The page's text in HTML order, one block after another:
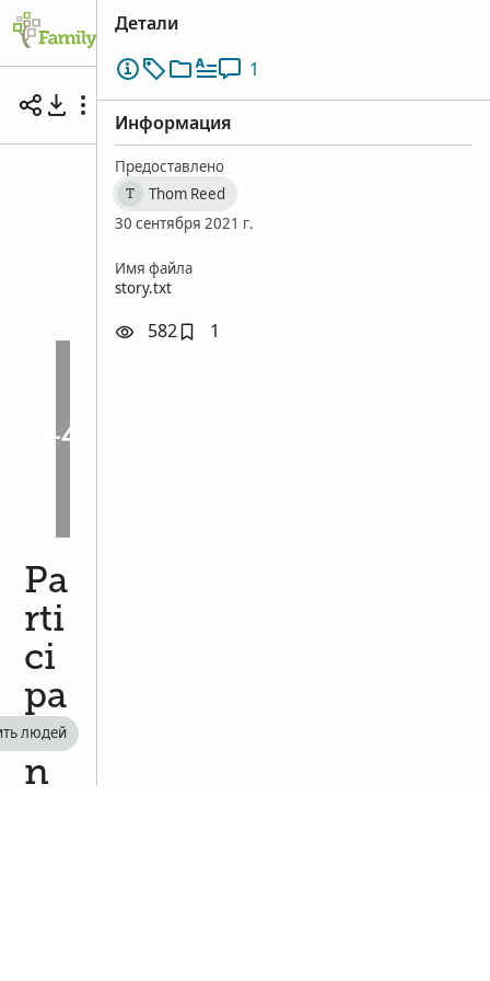
Participating in a Multicultural Choir for
Salt Lake City, Salt Lake, Юта, Соединенные штаты • 29
+4
Pa
rti
ci
pa
ti
n
людей
Детали
1
Информация
Предоставлено
T
Thom Reed
30 сентября 2021 г.
Имя файла
story.txt
582 1